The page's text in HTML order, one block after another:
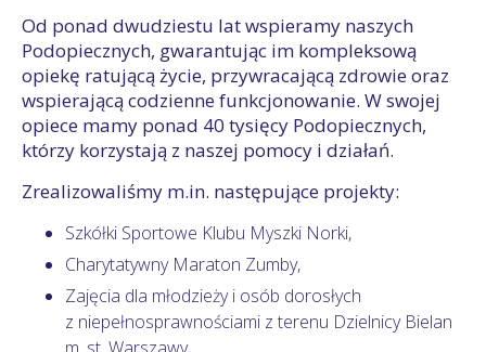
Od ponad dwudziestu lat wspieramy naszych
Podopiecznych, gwarantując im kompleksową
opiekę ratującą życie, przywracającą zdrowie oraz
wspierającą codzienne funkcjonowanie. W swojej
opiece mamy ponad 40 tysięcy Podopiecznych,
którzy korzystają z naszej pomocy i działań.
Zrealizowaliśmy m.in. następujące projekty:
Szkółki Sportowe Klubu Myszki Norki,
Charytatywny Maraton Zumby,
Zajęcia dla młodzieży i osób dorosłych
z niepełnosprawnościami z terenu Dzielnicy Bielan